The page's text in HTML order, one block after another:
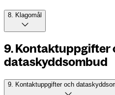
8. Klagomål
9. Kontaktuppgifter
dataskyddsombud
9. Kontaktuppgifter och